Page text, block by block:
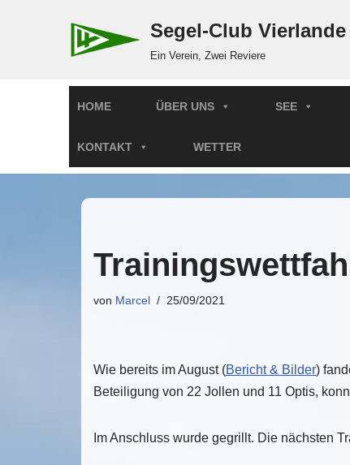
Segel-Club Vierlande
Ein Verein, Zwei Reviere
HOME ÜBER UNS SEE
KONTAKT WETTER
von Marcel 25/09/2021
Wie bereits im August (Bericht & Bilder)
Beteiligung von 22 Jollen und 11 Optis,
Im Anschluss wurde gegrillt. Die nächsten